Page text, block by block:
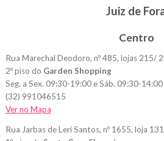
Juiz de
Centro
Rua Marechal Deodoro, nº 485, lojas 215/
2º piso do Garden Shopping
Seg. a Sex. 09:30-19:00 e Sáb. 09:30-14:00
(32) 991046515
Ver no Mapa
Rua Jarbas de Leri Santos, nº 1655, loja